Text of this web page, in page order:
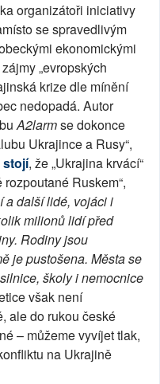
organizátoři iniciativy
se spravedlivým
ekonomickými
„evropských
krize dle mínění
nedopadá. Autor
A2larmse dokonce
Ukrajince a Rusy“,
stojí, že „Ukrajina krvácí“
Ruskem“,
a další lidé, vojáci i
milionů lidí před
Rodiny jsou
je pustošena. Města se
školy i nemocnice
však není
ale do rukou české
– můžeme vyvíjet tlak,
na Ukrajině